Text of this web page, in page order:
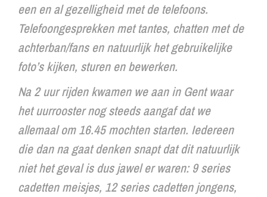
een en al gezelligheid met de telefoons.
Telefoongesprekken met tantes, chatten met de
achterban/fans en natuurlijk het gebruikelijke
foto’s kijken, sturen en bewerken.
Na 2 uur rijden kwamen we aan in Gent waar
het uurrooster nog steeds aangaf dat we
allemaal om 16.45 mochten starten. Iedereen
die dan na gaat denken snapt dat dit natuurlijk
niet het geval is dus jawel er waren: 9 series
cadetten meisjes, 12 series cadetten jongens,